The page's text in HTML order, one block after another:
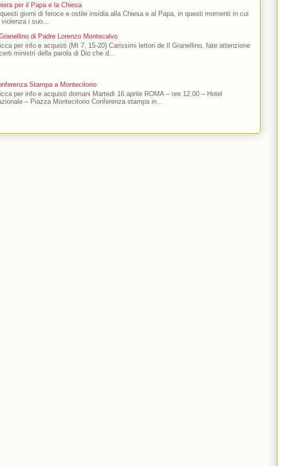
per il Papa e la Chiesa
giorni di feroce e ostile insidia alla Chiesa e al Papa, in questi momenti in cui
i suo...
Granellino di Padre Lorenzo Montecalvo
per info e acquisti (Mt 7, 15-20) Carissimi lettori de Il Granellino, fate attenzione
ministri della parola di Dio che d...
Stampa a Montecitorio
per info e acquisti domani Martedì 16 aprile ROMA – ore 12.00 – Hotel
– Piazza Montecitorio Conferenza stampa in...